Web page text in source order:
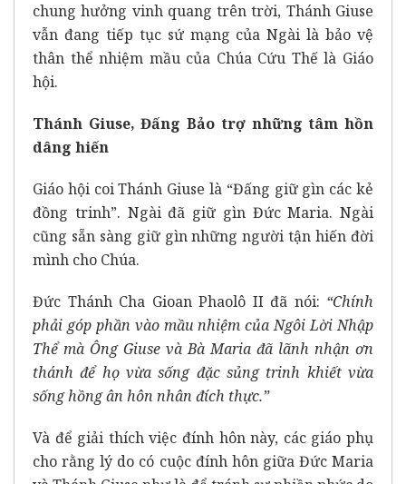
chung hưởng vinh quang trên trời, Thánh Giuse
vẫn đang tiếp tục sứ mạng của Ngài là bảo vệ
thân thể nhiệm mầu của Chúa Cứu Thế là Giáo
hội.
Thánh Giuse, Đấng Bảo trợ những tâm hồn
dâng hiến
Giáo hội coi Thánh Giuse là “Đấng giữ gìn các kẻ
đồng trinh”. Ngài đã giữ gìn Đức Maria. Ngài
cũng sẵn sàng giữ gìn những người tận hiến đời
mình cho Chúa.
Đức Thánh Cha Gioan Phaolô II đã nói: “Chính
phải góp phần vào mầu nhiệm của Ngôi Lời Nhập
Thể mà Ông Giuse và Bà Maria đã lãnh nhận ơn
thánh để họ vừa sống đặc sủng trinh khiết vừa
sống hồng ân hôn nhân đích thực.”
Và để giải thích việc đính hôn này, các giáo phụ
cho rằng lý do có cuộc đính hôn giữa Đức Maria